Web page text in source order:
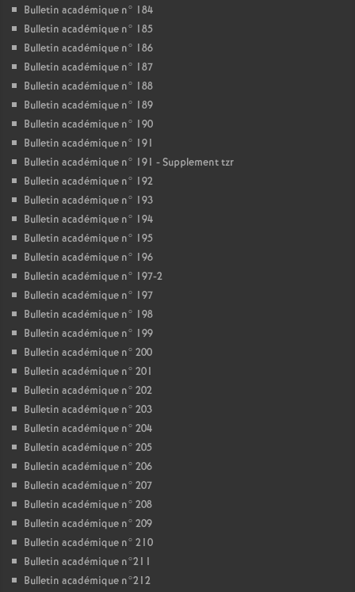
Bulletin académique n° 184
Bulletin académique n° 185
Bulletin académique n° 186
Bulletin académique n° 187
Bulletin académique n° 188
Bulletin académique n° 189
Bulletin académique n° 190
Bulletin académique n° 191
Bulletin académique n° 191 - Supplement tzr
Bulletin académique n° 192
Bulletin académique n° 193
Bulletin académique n° 194
Bulletin académique n° 195
Bulletin académique n° 196
Bulletin académique n° 197-2
Bulletin académique n° 197
Bulletin académique n° 198
Bulletin académique n° 199
Bulletin académique n° 200
Bulletin académique n° 201
Bulletin académique n° 202
Bulletin académique n° 203
Bulletin académique n° 204
Bulletin académique n° 205
Bulletin académique n° 206
Bulletin académique n° 207
Bulletin académique n° 208
Bulletin académique n° 209
Bulletin académique n° 210
Bulletin académique n°211
Bulletin académique n°212